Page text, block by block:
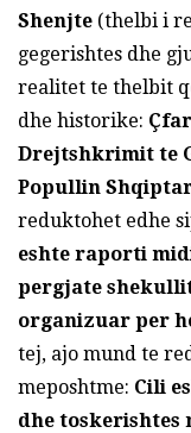
Shenjte (thelbi i
gegerishtes dhe
realitet te thelbit
dhe historike:
Drejtshkrimit te
Popullin
reduktohet edhe
eshte raporti
pergjate
organizuar per
tej, ajo mund te
meposhtme: Cili
dhe toskerishtes